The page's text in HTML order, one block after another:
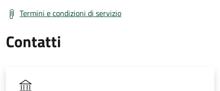
Termini e condizioni di servizio
Contatti